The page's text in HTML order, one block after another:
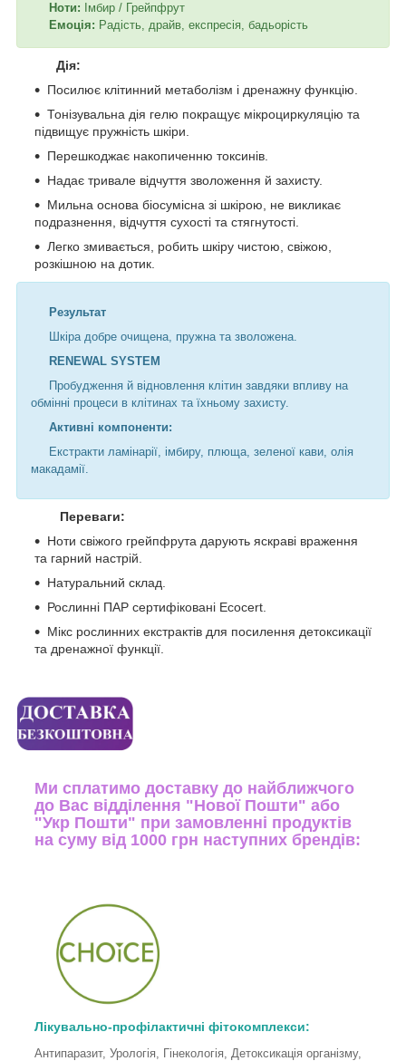
Ноти: Імбир / Грейпфрут
Емоція: Радість, драйв, експресія, бадьорість
Дія:
Посилює клітинний метаболізм і дренажну функцію.
Тонізувальна дія гелю покращує мікроциркуляцію та
підвищує пружність шкіри.
Перешкоджає накопиченню токсинів.
Надає тривале відчуття зволоження й захисту.
Мильна основа біосумісна зі шкірою, не викликає
подразнення, відчуття сухості та стягнутості.
Легко змивається, робить шкіру чистою, свіжою,
розкішною на дотик.
Результат
Шкіра добре очищена, пружна та зволожена.
RENEWAL SYSTEM
Пробудження й відновлення клітин завдяки впливу на
обмінні процеси в клітинах та їхньому захисту.
Активні компоненти:
Екстракти ламінарії, імбиру, плюща, зеленої кави, олія
макадамії.
Переваги:
Ноти свіжого грейпфрута дарують яскраві враження
та гарний настрій.
Натуральний склад.
Рослинні ПАР сертифіковані Есосеrt.
Мікс рослинних екстрактів для посилення детоксикації
та дренажної функції.
Ми сплатимо доставку до найближчого
до Вас відділення "Нової Пошти" або
"Укр Пошти" при замовленні продуктів
на суму від 1000 грн наступних брендів:
Лікувально-профілактичні фітокомплекси:
Антипаразит, Урологія, Гінекологія, Детоксикація організму,